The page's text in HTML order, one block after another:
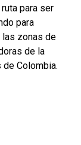
para ser
para
las zonas de
de la
Colombia.